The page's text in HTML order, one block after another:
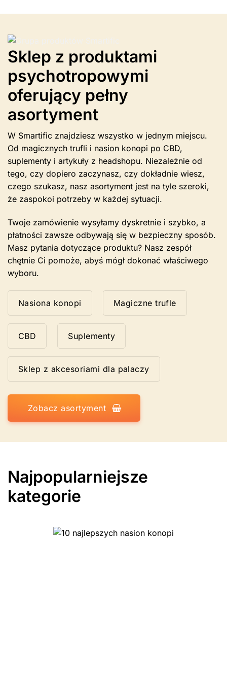
wybrać
na
stronie
produktu
Sklep z produktami
psychotropowymi
oferujący pełny
asortyment
W Smartific znajdziesz wszystko w jednym miejscu.
Od magicznych trufli i nasion konopi po CBD,
suplementy i artykuły z headshopu. Niezależnie od
tego, czy dopiero zaczynasz, czy dokładnie wiesz,
czego szukasz, nasz asortyment jest na tyle szeroki,
że zaspokoi potrzeby w każdej sytuacji.
Twoje zamówienie wysyłamy dyskretnie i szybko, a
płatności zawsze odbywają się w bezpieczny sposób.
Masz pytania dotyczące produktu? Nasz zespół
chętnie Ci pomoże, abyś mógł dokonać właściwego
wyboru.
Nasiona konopi Magiczne trufle
CBD Suplementy
Sklep z akcesoriami dla palaczy
Zobacz asortyment
Najpopularniejsze
kategorie